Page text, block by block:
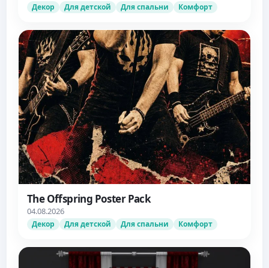
Декор Для детской Для спальни Комфорт
The Offspring Poster Pack
04.08.2026
Декор Для детской Для спальни Комфорт